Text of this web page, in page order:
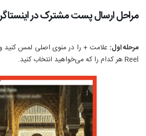
مراحل ارسال پست مشترک در
مرحله اول: علامت + را در منوی اصلی لمس کنید و
Reelهر کدام را که می‌خواهید انتخاب کنید.